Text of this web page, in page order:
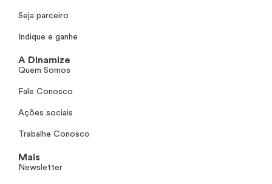
Seja parceiro
Indique e ganhe
A Dinamize
Quem Somos
Fale Conosco
Ações sociais
Trabalhe Conosco
Mais
Newsletter